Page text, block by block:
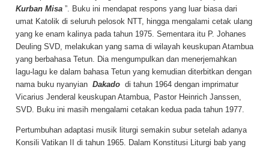
Kurban Misa ”. Buku ini mendapat respons yang luar biasa dari
umat Katolik di seluruh pelosok NTT, hingga mengalami cetak ulang
yang ke enam kalinya pada tahun 1975. Sementara itu P. Johanes
Deuling SVD, melakukan yang sama di wilayah keuskupan Atambua
yang berbahasa Tetun. Dia mengumpulkan dan menerjemahkan
lagu-lagu ke dalam bahasa Tetun yang kemudian diterbitkan dengan
nama buku nyanyian Dakado di tahun 1964 dengan imprimatur
Vicarius Jenderal keuskupan Atambua, Pastor Heinrich Janssen,
SVD. Buku ini masih mengalami cetakan kedua pada tahun 1977.
Pertumbuhan adaptasi musik liturgi semakin subur setelah adanya
Konsili Vatikan II di tahun 1965. Dalam Konstitusi Liturgi bab yang